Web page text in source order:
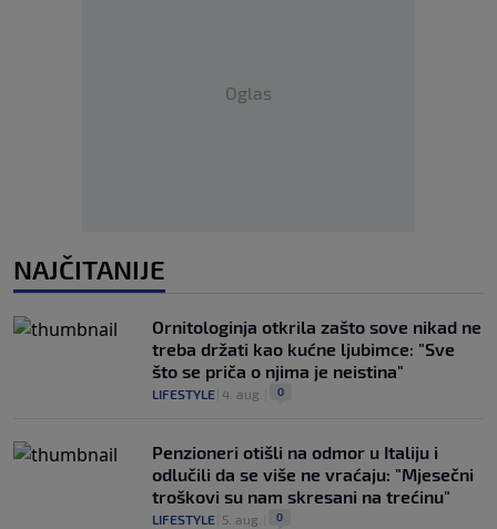
Oglas
NAJČITANIJE
Ornitologinja otkrila zašto sove nikad ne
treba držati kao kućne ljubimce: "Sve
što se priča o njima je neistina"
LIFESTYLE 4. aug. 0
Penzioneri otišli na odmor u Italiju i
odlučili da se više ne vraćaju: "Mjesečni
troškovi su nam skresani na trećinu"
LIFESTYLE 5. aug. 0